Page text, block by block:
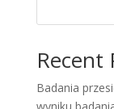
Recent
Badania